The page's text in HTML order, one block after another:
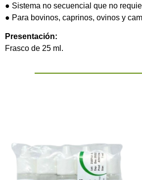
● Sistema no secuencial que no
● Para bovinos, caprinos, ovinos y
Presentación:
Frasco de 25 ml.